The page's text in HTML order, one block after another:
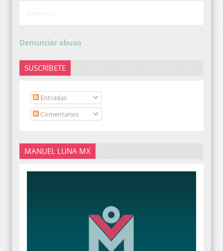
Cargando...
Denunciar abuso
SUSCRÍBETE
Entradas
Comentarios
MANUEL LUNA MX